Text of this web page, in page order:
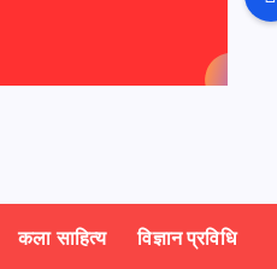
कला साहित्य विज्ञान प्रविधि